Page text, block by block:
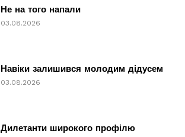
Не на того напали
03.08.2026
Навіки залишився молодим дідусем
03.08.2026
Дилетанти широкого профілю